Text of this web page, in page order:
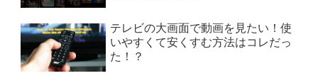
テレビの大画面で動画を見たい！使
いやすくて安くすむ方法はコレだっ
た！？